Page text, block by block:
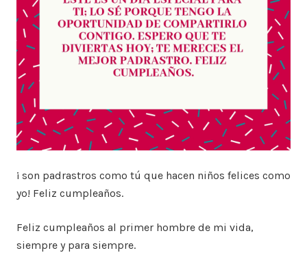
¡ son padrastros como tú que hacen niños felices como
yo! Feliz cumpleaños.
Feliz cumpleaños al primer hombre de mi vida,
siempre y para siempre.